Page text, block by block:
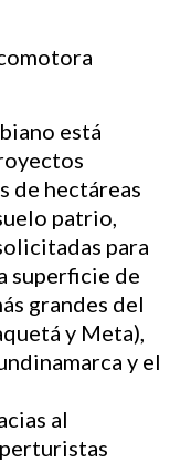
está
de hectáreas
patrio,
para
superficie de
grandes del
y Meta),
y el
al